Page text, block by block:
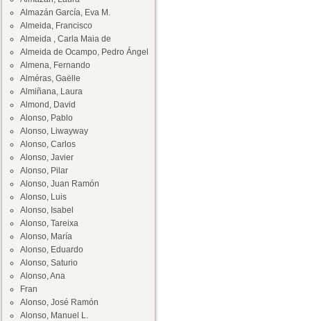
Almazán García, Eva M.
Almeida, Francisco
Almeida , Carla Maia de
Almeida de Ocampo, Pedro Ángel
Almena, Fernando
Alméras, Gaëlle
Almiñana, Laura
Almond, David
Alonso, Pablo
Alonso, Liwayway
Alonso, Carlos
Alonso, Javier
Alonso, Pilar
Alonso, Juan Ramón
Alonso, Luis
Alonso, Isabel
Alonso, Tareixa
Alonso, María
Alonso, Eduardo
Alonso, Saturio
Alonso, Ana
Fran
Alonso, José Ramón
Alonso, Manuel L.